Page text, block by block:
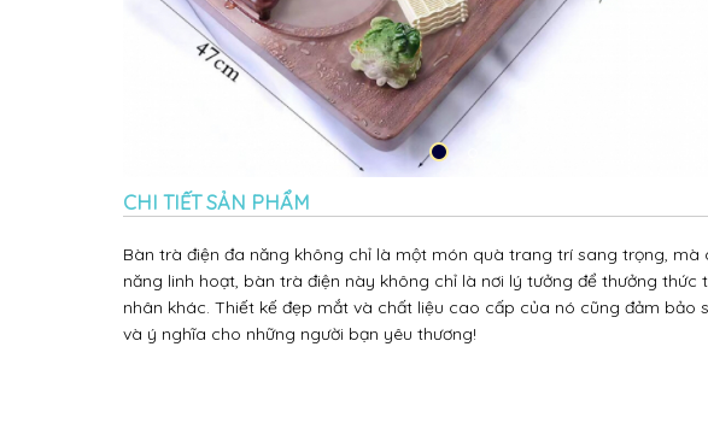
CHI TIẾT SẢN PHẨM
Bàn trà điện đa năng không chỉ là một món quà trang trí sang trọng,
năng linh hoạt, bàn trà điện này không chỉ là nơi lý tưởng để thưởng
nhân khác. Thiết kế đẹp mắt và chất liệu cao cấp của nó cũng đảm
và ý nghĩa cho những người bạn yêu thương!